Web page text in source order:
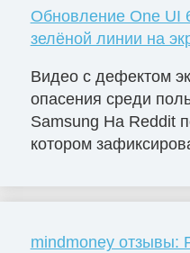
Обновление One UI
зелёной линии на
Видео с дефектом
опасения среди
Samsung На Reddit
котором
mindmoney отзывы: